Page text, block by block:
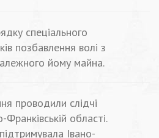
спеціального
позбавлення волі з
йому майна.
проводили слідчі
області.
Івано-